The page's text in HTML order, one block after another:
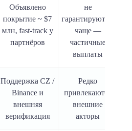
Объявлено
покрытие ~ $7
млн, fast-track у
партнёров
не
гарантируются;
чаще —
частичные
выплаты
Поддержка CZ /
Binance и
внешняя
верификация
Редко
привлекаются
внешние
акторы